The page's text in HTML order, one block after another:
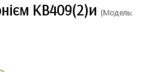
КВ409(2)и (Модель: